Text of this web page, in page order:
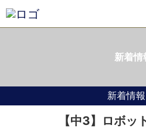
新着情
新着情報
【中3】ロボッ